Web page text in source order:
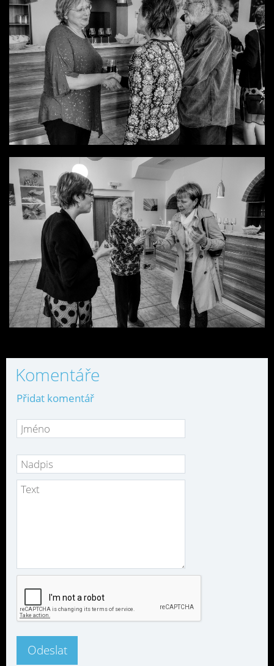
Komentáře
Přidat komentář